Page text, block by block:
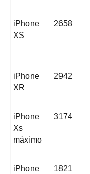
iPhone
XS
2658
iPhone
XR
2942
iPhone
Xs
máximo
3174
iPhone
1821